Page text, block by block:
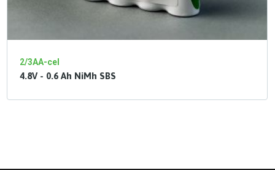
2/3AA-cel
4.8V - 0.6 Ah NiMh SBS